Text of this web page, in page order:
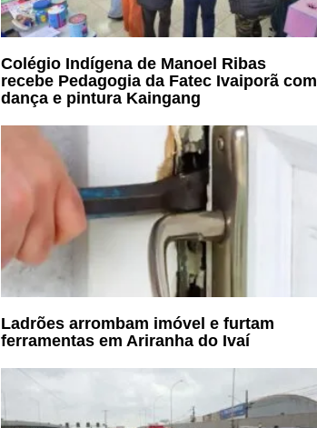
Colégio Indígena de Manoel Ribas
recebe Pedagogia da Fatec Ivaiporã com
dança e pintura Kaingang
Ladrões arrombam imóvel e furtam
ferramentas em Ariranha do Ivaí